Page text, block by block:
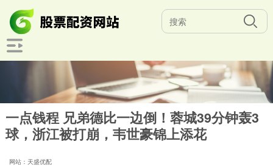
一点钱程 兄弟德比一边倒！蓉城39分钟轰3
球，浙江被打崩，韦世豪锦上添花
网站：天盛优配